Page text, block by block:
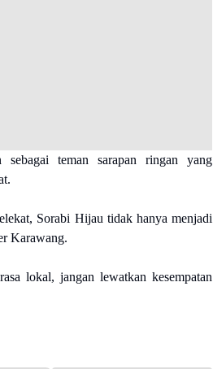
teman sarapan ringan yang
Sorabi Hijau tidak hanya menjadi
Karawang.
lokal, jangan lewatkan kesempatan